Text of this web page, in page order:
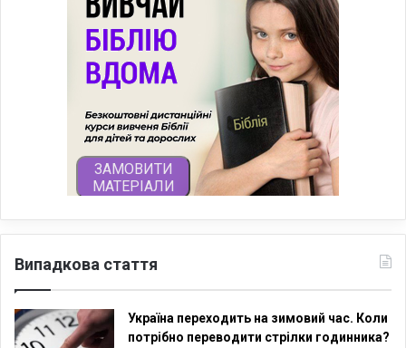
Випадкова стаття
Україна переходить на зимовий час. Коли
потрібно переводити стрілки годинника?